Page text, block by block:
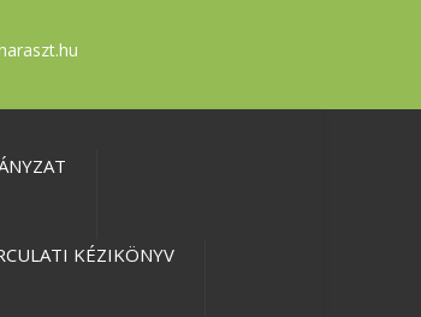
KÉZIKÖNYV